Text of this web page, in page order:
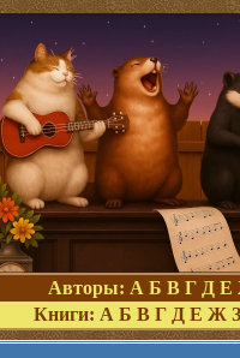
Авторы: А Б В Г Д Е
Книги: А Б В Г Д Е Ж З